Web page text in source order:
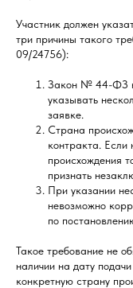
Участник должен
три причины такого
09/24756):
Закон № 44-ФЗ
указывать
заявке.
Страна
контракта. Если
происхождения
признать
При указании
невозможно
по
Такое требование не
наличии на дату
конкретную страну